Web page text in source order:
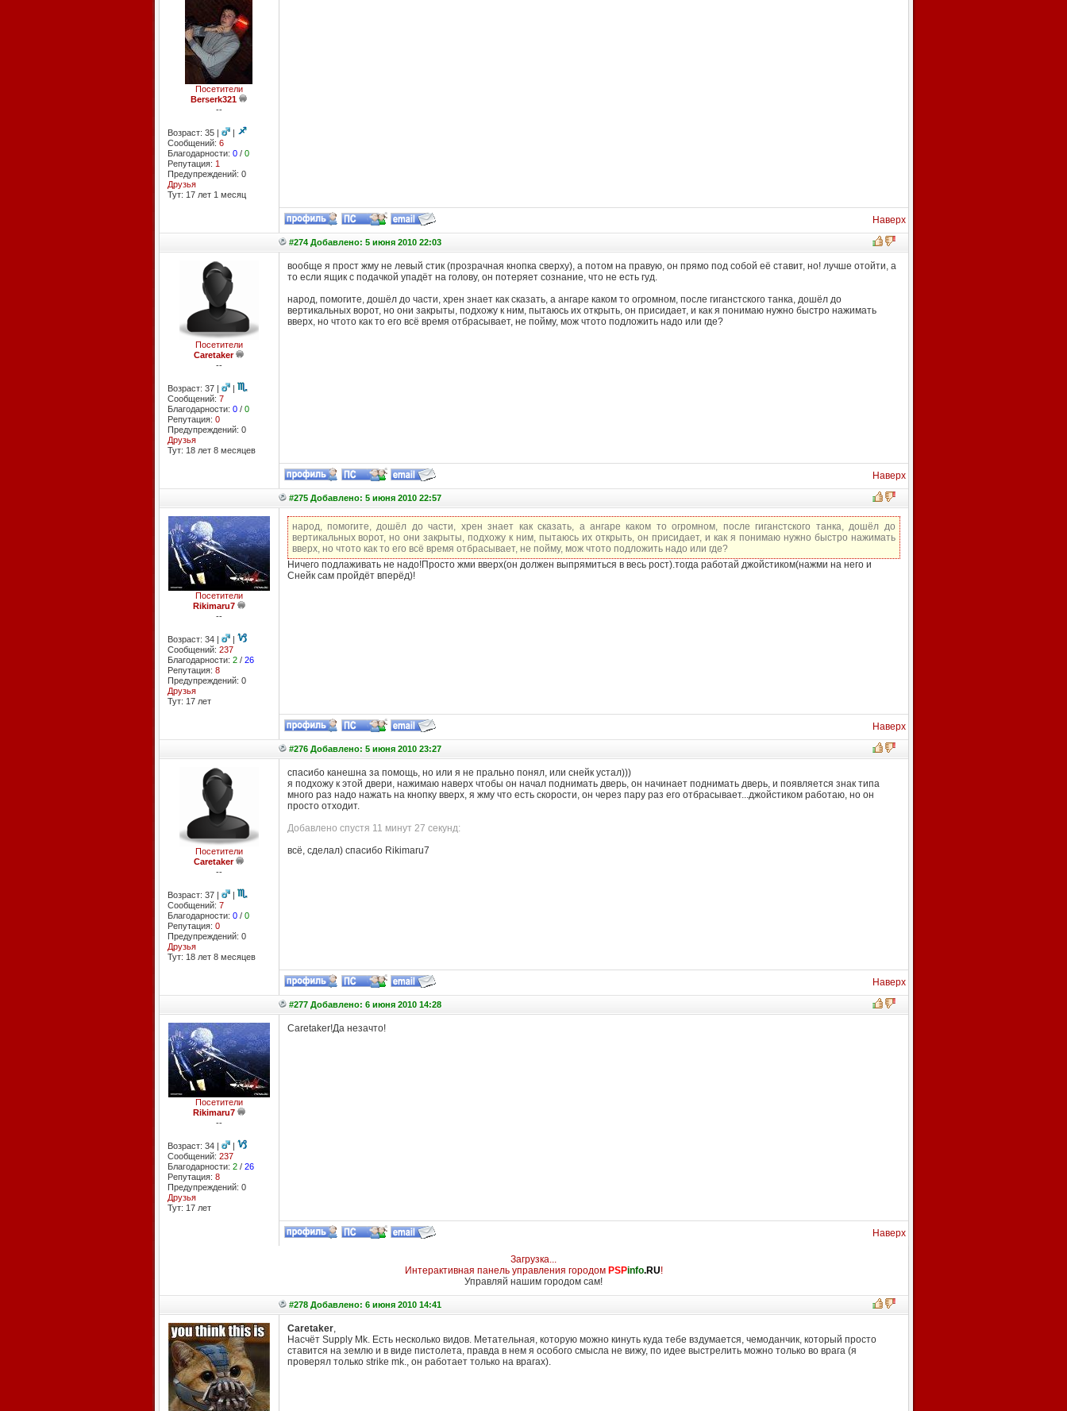
Посетители
Berserk321
--
Возраст: 35 |
|
Сообщений: 6
Благодарности: 0/ 0
Репутация: 1
Предупреждений: 0
Друзья
Тут: 17 лет 1 месяц
Наверх
#274 Добавлено: 5 июня 2010 22:03
Посетители
Caretaker
--
Возраст: 37 |
|
Сообщений: 7
Благодарности: 0/ 0
Репутация: 0
Предупреждений: 0
Друзья
Тут: 18 лет 8 месяцев
вообще я прост жму не левый стик (прозрачная кнопка сверху), а потом на правую, он прямо под собой её ставит, но! лучше отойти, а
то если ящик с подачкой упадёт на голову, он потеряет сознание, что не есть гуд.
народ, помогите, дошёл до части, хрен знает как сказать, а ангаре каком то огромном, после гиганстского танка, дошёл до
вертикальных ворот, но они закрыты, подхожу к ним, пытаюсь их открыть, он присидает, и как я понимаю нужно быстро нажимать
вверх, но чтото как то его всё время отбрасывает, не пойму, мож чтото подложить надо или где?
Наверх
#275 Добавлено: 5 июня 2010 22:57
Посетители
Rikimaru7
--
Возраст: 34 |
|
Сообщений: 237
Благодарности: 2/ 26
Репутация: 8
Предупреждений: 0
Друзья
Тут: 17 лет
народ, помогите, дошёл до части, хрен знает как сказать, а ангаре каком то огромном, после гиганстского танка, дошёл до
вертикальных ворот, но они закрыты, подхожу к ним, пытаюсь их открыть, он присидает, и как я понимаю нужно быстро нажимать
вверх, но чтото как то его всё время отбрасывает, не пойму, мож чтото подложить надо или где?
Ничего подлаживать не надо!Просто жми вверх(он должен выпрямиться в весь рост).тогда работай джойстиком(нажми на него и
Снейк сам пройдёт вперёд)!
Наверх
#276 Добавлено: 5 июня 2010 23:27
Посетители
Caretaker
--
Возраст: 37 |
|
Сообщений: 7
Благодарности: 0/ 0
Репутация: 0
Предупреждений: 0
Друзья
Тут: 18 лет 8 месяцев
спасибо канешна за помощь, но или я не прально понял, или снейк устал)))
я подхожу к этой двери, нажимаю наверх чтобы он начал поднимать дверь, он начинает поднимать дверь, и появляется знак типа
много раз надо нажать на кнопку вверх, я жму что есть скорости, он через пару раз его отбрасывает...джойстиком работаю, но он
просто отходит.
Добавлено спустя 11 минут 27 секунд:
всё, сделал) спасибо Rikimaru7
Наверх
#277 Добавлено: 6 июня 2010 14:28
Посетители
Rikimaru7
--
Возраст: 34 |
|
Сообщений: 237
Благодарности: 2/ 26
Репутация: 8
Предупреждений: 0
Друзья
Тут: 17 лет
Caretaker!Да незачто!
Наверх
Загрузка...
Интерактивная панель управления городом PSPinfo.RU!
Управляй нашим городом сам!
#278 Добавлено: 6 июня 2010 14:41
Caretaker,
Насчёт Supply Mk. Есть несколько видов. Метательная, которую можно кинуть куда тебе вздумается, чемоданчик, который просто
ставится на землю и в виде пистолета, правда в нем я особого смысла не вижу, по идее выстрелить можно только во врага (я
проверял только strike mk., он работает только на врагах).